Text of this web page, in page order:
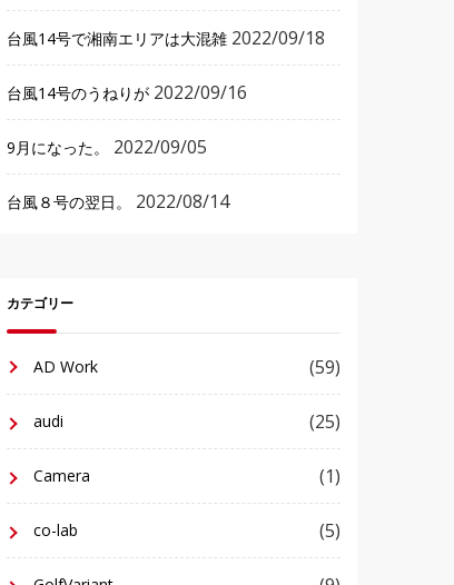
台風14号で湘南エリアは大混雑 2022/09/18
台風14号のうねりが 2022/09/16
9月になった。 2022/09/05
台風８号の翌日。 2022/08/14
カテゴリー
AD Work (59)
audi (25)
Camera (1)
co-lab (5)